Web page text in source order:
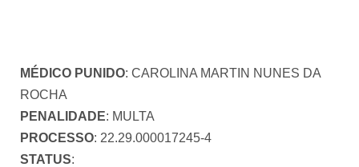
MÉDICO PUNIDO: CAROLINA MARTIN NUNES DA
ROCHA
PENALIDADE: MULTA
PROCESSO: 22.29.000017245-4
STATUS: